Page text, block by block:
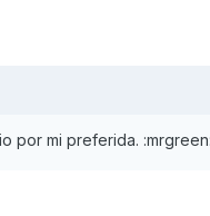
por mi preferida.